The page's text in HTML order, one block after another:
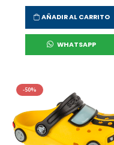
AÑADIR AL CARRITO
WHATSAPP
-50%